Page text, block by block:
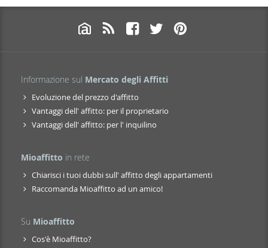
Informazione sul Mercato degli Affitti
Evoluzione del prezzo d'affitto
Vantaggi dell' affitto: per il proprietario
Vantaggi dell' affitto: per l' inquilino
Mioaffitto in rete
Chiarisci i tuoi dubbi sull' affitto degli appartamenti
Raccomanda Mioaffitto ad un amico!
Su Mioaffitto
Cos'è Mioaffitto?